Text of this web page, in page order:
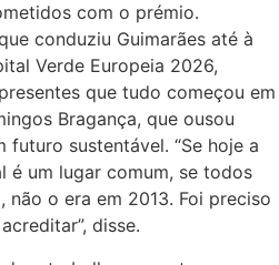
com o prémio.
conduziu Guimarães até à
Verde Europeia 2026,
que tudo começou em
Bragança, que ousou
futuro sustentável. “Se hoje a
é um lugar comum, se todos
o era em 2013. Foi preciso
disse.